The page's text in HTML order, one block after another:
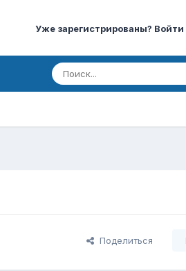
Уже зарегистрированы?
Поделиться